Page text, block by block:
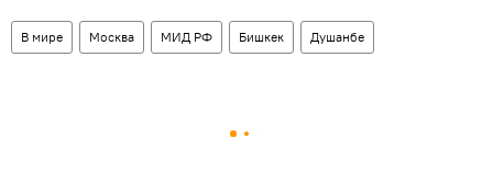
В мире Москва МИД РФ Бишкек Душанбе